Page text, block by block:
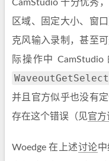
CamStudio 十分优秀
区域、固定大小、窗
克风输入录制，甚至
际操作中
并且官方似乎也没有
存在这个错误（见官方
Woedge 在上述讨论